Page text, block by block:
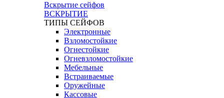
Вскрытие сейфов
ВСКРЫТИЕ
ТИПЫ СЕЙФОВ
Электронные
Взломостойкие
Огнестойкие
Огневзломостойкие
Мебельные
Встраиваемые
Оружейные
Кассовые